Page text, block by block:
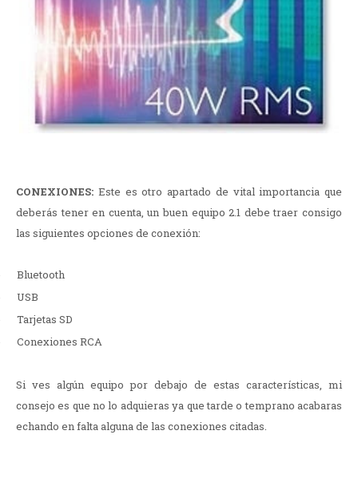
CONEXIONES: Este es otro apartado de vital importancia que
deberás tener en cuenta, un buen equipo 2.1 debe traer consigo
las siguientes opciones de conexión:
Bluetooth
USB
Tarjetas SD
Conexiones RCA
Si ves algún equipo por debajo de estas características, mi
consejo es que no lo adquieras ya que tarde o temprano acabaras
echando en falta alguna de las conexiones citadas.